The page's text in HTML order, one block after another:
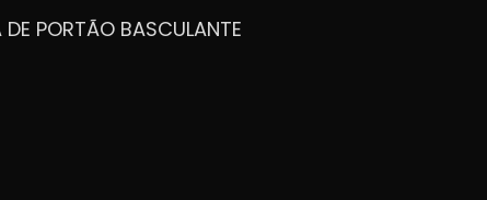
DE PORTÃO BASCULANTE